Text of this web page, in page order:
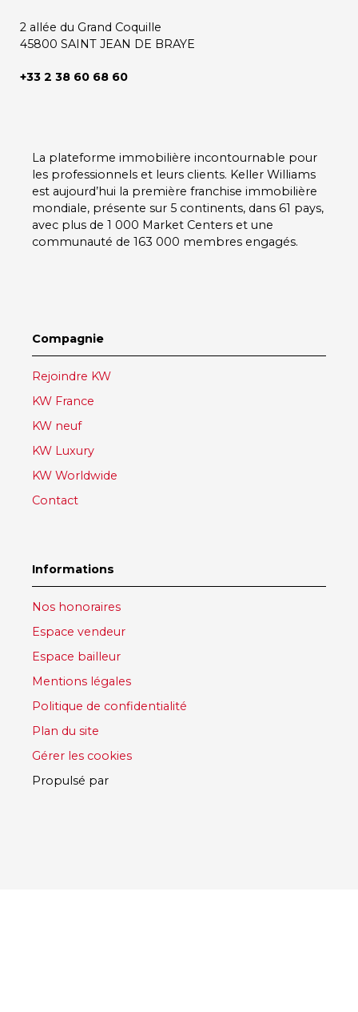
2 allée du Grand Coquille
45800 SAINT JEAN DE BRAYE
+33 2 38 60 68 60
La plateforme immobilière incontournable pour
les professionnels et leurs clients. Keller Williams
est aujourd’hui la première franchise immobilière
mondiale, présente sur 5 continents, dans 61 pays,
avec plus de 1 000 Market Centers et une
communauté de 163 000 membres engagés.
Compagnie
Rejoindre KW
KW France
KW neuf
KW Luxury
KW Worldwide
Contact
Informations
Nos honoraires
Espace vendeur
Espace bailleur
Mentions légales
Politique de confidentialité
Plan du site
Gérer les cookies
Propulsé par